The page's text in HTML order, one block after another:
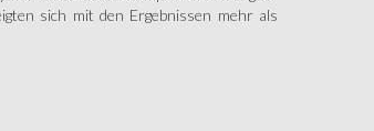
sich mit den Ergebnissen mehr als